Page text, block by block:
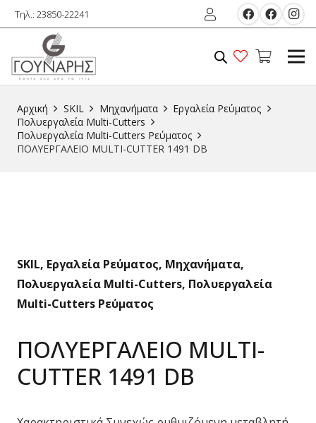
Τηλ.: 23850-22241
Αρχική SKIL Μηχανήματα
Εργαλεία Ρεύματος
Πολυεργαλεία Multi-Cutters
Πολυεργαλεία Multi-Cutters Ρεύματος
ΠΟΛΥΕΡΓΑΛΕΙΟ MULTI-CUTTER 1491 DB
SKIL, Εργαλεία Ρεύματος, Μηχανήματα,
Πολυεργαλεία Multi-Cutters, Πολυεργαλεία
Multi-Cutters Ρεύματος
ΠΟΛΥΕΡΓΑΛΕΙΟ MULTI-
CUTTER 1491 DB